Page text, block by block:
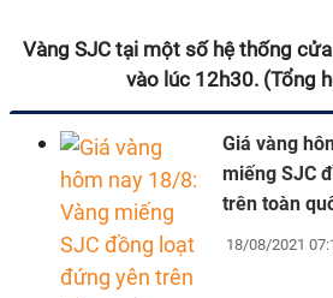
Vàng SJC tại một số hệ thống
vào lúc 12h30. (Tổng
Giá vàng
miếng SJC
trên toàn
18/08/2021